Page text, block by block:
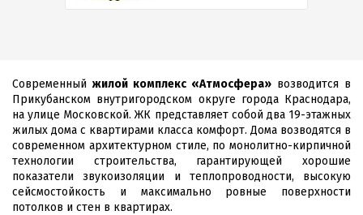
Современный жилой комплекс «Атмосфера» возводится в
Прикубанском внутригородском округе города Краснодара,
на улице Московской. ЖК представляет собой два 19-этажных
жилых дома с квартирами класса комфорт. Дома возводятся в
современном архитектурном стиле, по монолитно-кирпичной
технологии строительства, гарантирующей хорошие
показатели звукоизоляции и теплопроводности, высокую
сейсмостойкость и максимально ровные поверхности
потолков и стен в квартирах.